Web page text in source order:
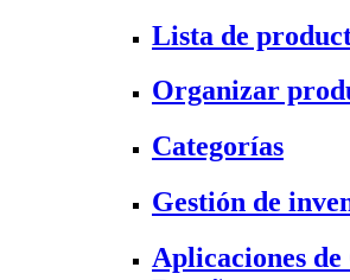
Lista de
Organizar
Categorías
Gestión de
Aplicaciones